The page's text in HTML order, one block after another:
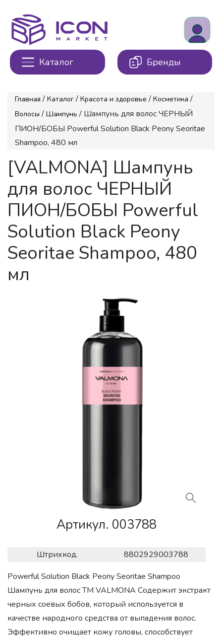
Каталог Бренды
Главная / Каталог / Красота и здоровье / Косметика /
Волосы / Шампунь / Шампунь для волос ЧЕРНЫЙ
ПИОН/БОБЫ Powerful Solution Black Peony Seoritae
Shampoo, 480 мл
[VALMONA] Шампунь
для волос ЧЕРНЫЙ
ПИОН/БОБЫ Powerful
Solution Black Peony
Seoritae Shampoo, 480
мл
Артикул. 003788
Штрихкод.
8802929003788
Powerful Solution Black Peony Seoritae Shampoo
Шампунь для волос ТМ VALMONA Содержит экстракт
черных соевых бобов, который используется в
качестве народного средства от выпадения волос.
Эффективно очищает кожу головы, способствует